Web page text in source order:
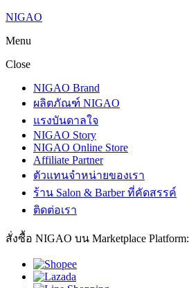
NIGAO
Menu
Close
NIGAO Brand
ผลิตภัณฑ์ NIGAO
แรงบันดาลใจ
NIGAO Story
NIGAO Online Store
Affiliate Partner
ตัวแทนจำหน่ายของเรา
ร้าน Salon & Barber ที่คัดสรรค์
ติดต่อเรา
สั่งซื้อ NIGAO บน Marketplace Platform: